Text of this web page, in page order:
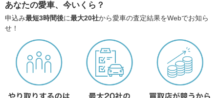
あなたの愛車、今いくら？
申込み最短3時間後に最大20社から愛車の査定結果をWebでお知ら
せ！